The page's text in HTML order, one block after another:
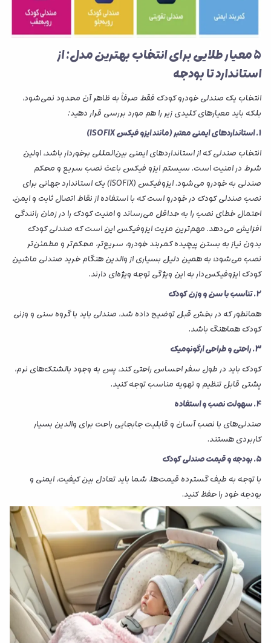
5 معیار طلایی برای انتخاب بهترین مدل: از
استاندارد تا بودجه
انتخاب یک صندلی خودرو کودک فقط صرفاً به ظاهر آن محدود نمی‌شود،
بلکه باید معیارهای کلیدی زیر را هم مورد بررسی قرار دهید:
1. استانداردهای ایمنی معتبر (مانند ایزو فیکس ISOFIX)
انتخاب صندلی که از استانداردهای ایمنی بین‌المللی برخوردار باشد، اولین
شرط در امنیت است. سیستم ایزو فیکس باعث نصب سریع و محکم
صندلی به خودرو می‌شود. ایزوفیکس (ISOFIX) یک استاندارد جهانی برای
نصب صندلی کودک در خودرو است که با استفاده از نقاط اتصال ثابت و ایمن،
احتمال خطای نصب را به حداقل می‌رساند و امنیت کودک را در زمان رانندگی
افزایش می‌دهد. مهم‌ترین مزیت ایزوفیکس این است که صندلی کودک
بدون نیاز به بستن پیچیده کمربند خودرو، سریع‌تر، محکم‌تر و مطمئن‌تر
نصب می‌شود؛ به همین دلیل بسیاری از والدین هنگام خرید صندلی ماشین
کودک ایزوفیکس‌دار به این ویژگی توجه ویژه‌ای دارند.
2. تناسب با سن و وزن کودک
همانطور که در بخش قبل توضیح داده شد، صندلی باید با گروه سنی و وزنی
کودک هماهنگ باشد.
3. راحتی و طراحی ارگونومیک
کودک باید در طول سفر احساس راحتی کند، پس به وجود بالشتک‌های نرم،
پشتی قابل تنظیم و تهویه مناسب توجه کنید.
4. سهولت نصب و استفاده
صندلی‌های با نصب آسان و قابلیت جابجایی راحت برای والدین بسیار
کاربردی هستند.
5. بودجه و قیمت صندلی کودک
با توجه به طیف گسترده قیمت‌ها، شما باید تعادل بین کیفیت، ایمنی و
بودجه خود را حفظ کنید.